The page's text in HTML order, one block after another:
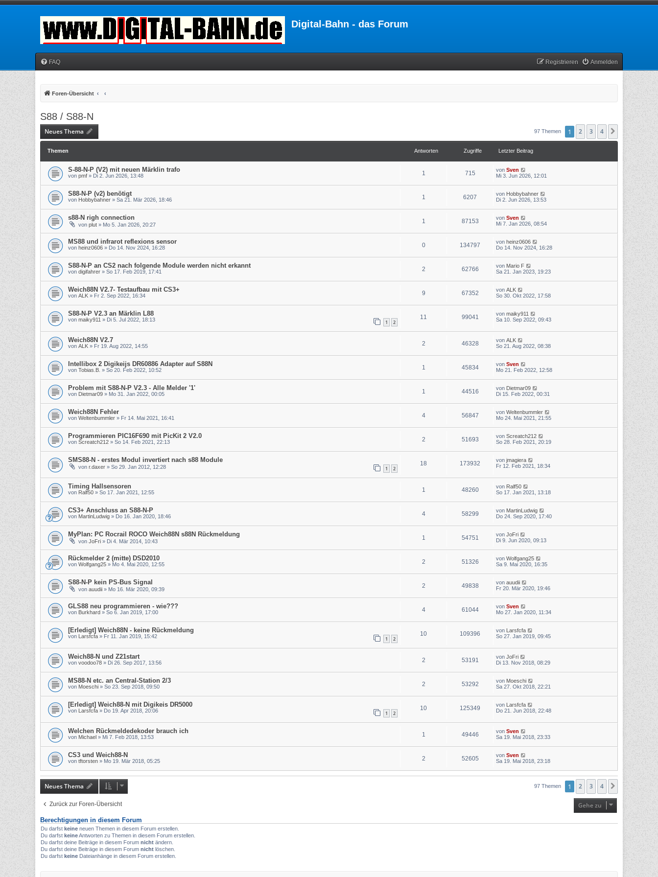
Digital-Bahn - das Forum
FAQ Anmelden
Registrieren
Foren-Übersicht
S88 / S88-N
Neues Thema 97 Themen 1 2 3 4 Nächste
Themen Antworten Zugriffe Letzter Beitrag
S-88-N-P (V2) mit neuen Märklin trafo
von pmf » Di 2. Jun 2026, 13:48 1 715 von Sven
Mi 3. Jun 2026, 12:01
S88-N-P (v2) benötigt
von Hobbybahner » Sa 21. Mär 2026, 18:46 1 6207 von Hobbybahner
Di 2. Jun 2026, 13:53
s88-N righ connection
von plut » Mo 5. Jan 2026, 20:27 1 87153 von Sven
Mi 7. Jan 2026, 08:54
MS88 und infrarot reflexions sensor
von heinz0606 » Do 14. Nov 2024, 16:28 0 134797 von heinz0606
Do 14. Nov 2024, 16:28
S88-N-P an CS2 nach folgende Module werden nicht erkannt
von digifahrer » So 17. Feb 2019, 17:41 2 62766 von Mario F
Sa 21. Jan 2023, 19:23
Weich88N V2.7- Testaufbau mit CS3+
von ALK » Fr 2. Sep 2022, 16:34 9 67352 von ALK
So 30. Okt 2022, 17:58
S88-N-P V2.3 an Märklin L88
von maiky911 » Di 5. Jul 2022, 18:13 1 2
11 99041 von maiky911
Sa 10. Sep 2022, 09:43
Weich88N V2.7
von ALK » Fr 19. Aug 2022, 14:55 2 46328 von ALK
So 21. Aug 2022, 08:38
Intellibox 2 Digikeijs DR60886 Adapter auf S88N
von Tobias.B. » So 20. Feb 2022, 10:52 1 45834 von Sven
Mo 21. Feb 2022, 12:58
Problem mit S88-N-P V2.3 - Alle Melder '1'
von Dietmar09 » Mo 31. Jan 2022, 00:05 1 44516 von Dietmar09
Di 15. Feb 2022, 00:31
Weich88N Fehler
von Weltenbummler » Fr 14. Mai 2021, 16:41 4 56847 von Weltenbummler
Mo 24. Mai 2021, 21:55
Programmieren PIC16F690 mit PicKit 2 V2.0
von Screatch212 » So 14. Feb 2021, 22:13 2 51693 von Screatch212
So 28. Feb 2021, 20:19
SMS88-N - erstes Modul invertiert nach s88 Module
von r.daxer » So 29. Jan 2012, 12:28 1 2
18 173932 von jmagiera
Fr 12. Feb 2021, 18:34
Timing Hallsensoren
von Ralf50 » So 17. Jan 2021, 12:55 1 48260 von Ralf50
So 17. Jan 2021, 13:18
CS3+ Anschluss an S88-N-P
von MartinLudwig » Do 16. Jan 2020, 18:46 4 58299 von MartinLudwig
Do 24. Sep 2020, 17:40
MyPlan: PC Rocrail ROCO Weich88N s88N Rückmeldung
von JoFri » Di 4. Mär 2014, 10:43 1 54751 von JoFri
Di 9. Jun 2020, 09:13
Rückmelder 2 (mitte) DSD2010
von Wolfgang25 » Mo 4. Mai 2020, 12:55 2 51326 von Wolfgang25
Sa 9. Mai 2020, 16:35
S88-N-P kein PS-Bus Signal
von auudii » Mo 16. Mär 2020, 09:39 2 49838 von auudii
Fr 20. Mär 2020, 19:46
GLS88 neu programmieren - wie???
von Burkhard » So 6. Jan 2019, 17:00 4 61044 von Sven
Mo 27. Jan 2020, 11:34
[Erledigt] Weich88N - keine Rückmeldung
von Larsfcfa » Fr 11. Jan 2019, 15:42 1 2
10 109396 von Larsfcfa
So 27. Jan 2019, 09:45
Weich88-N und Z21start
von voodoo78 » Di 26. Sep 2017, 13:56 2 53191 von JoFri
Di 13. Nov 2018, 08:29
MS88-N etc. an Central-Station 2/3
von Moeschi » So 23. Sep 2018, 09:50 2 53292 von Moeschi
Sa 27. Okt 2018, 22:21
[Erledigt] Weich88-N mit Digikeis DR5000
von Larsfcfa » Do 19. Apr 2018, 20:06 1 2
10 125349 von
Larsfcfa
Do 21. Jun 2018, 22:48
Welchen Rückmeldedekoder brauch ich
von Michael » Mi 7. Feb 2018, 13:53 1 49446 von Sven
Sa 19. Mai 2018, 23:33
CS3 und Weich88-N
von tftorsten » Mo 19. Mär 2018, 05:25 2 52605 von Sven
Sa 19. Mai 2018, 23:18
Neues Thema 97 Themen 1 2 3 4 Nächste
Zurück zur Foren-Übersicht Gehe zu
Berechtigungen in diesem Forum
Du darfst keine neuen Themen in diesem Forum erstellen.
Du darfst keineAntworten zu Themen in diesem Forum erstellen.
Du darfst deine Beiträge in diesem Forum nicht ändern.
Du darfst deine Beiträge in diesem Forum nicht löschen.
Du darfst keine Dateianhänge in diesem Forum erstellen.